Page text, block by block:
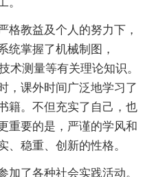
格教益及个人的努力下，
统掌握了机械制图，
术测量等有关理论知识。
，课外时间广泛地学习了
籍。不但充实了自己，也
重要的是，严谨的学风和
、稳重、创新的性格。
加了各种社会实践活动。